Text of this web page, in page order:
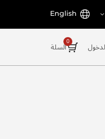
اللغة English
السلة